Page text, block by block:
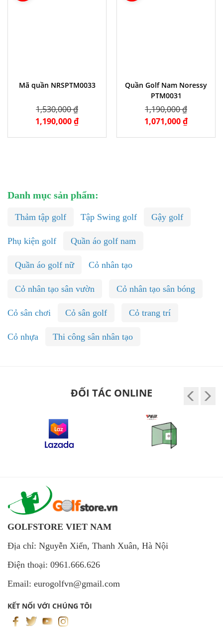
Mã quần NRSPTM0033
1,530,000 ₫
1,190,000 ₫
Quần Golf Nam Noressy
PTM0031
1,190,000 ₫
1,071,000 ₫
Danh mục sản phẩm:
Thảm tập golf Tập Swing golf Gậy golf
Phụ kiện golf Quần áo golf nam
Quần áo golf nữ Cỏ nhân tạo
Cỏ nhân tạo sân vườn Cỏ nhân tạo sân bóng
Cỏ sân chơi Cỏ sân golf Cỏ trang trí
Cỏ nhựa Thi công sân nhân tạo
ĐỐI TÁC ONLINE
GOLFSTORE VIET NAM
Địa chỉ: Nguyễn Xiển, Thanh Xuân, Hà Nội
Điện thoại: 0961.666.626
Email: eurogolfvn@gmail.com
KẾT NỐI VỚI CHÚNG TÔI